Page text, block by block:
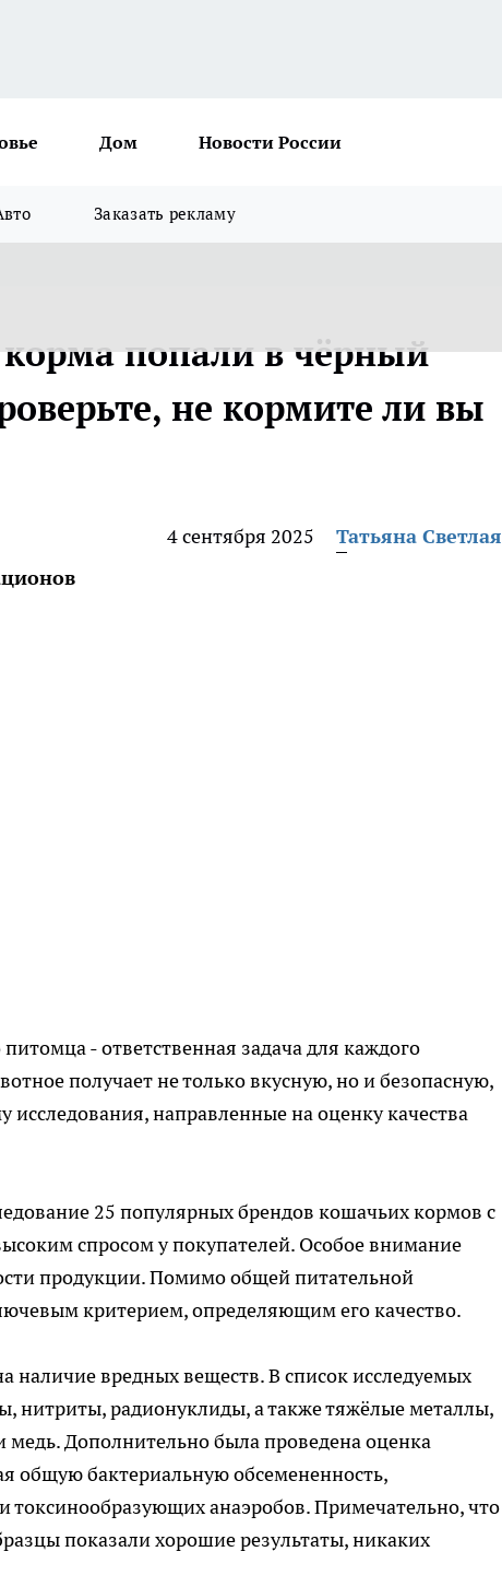
Дом Новости России
Заказать рекламу
попали в чёрный
не кормите ли вы
4 сентября 2025
Татьяна Светлая
- ответственная задача для каждого
получает не только вкусную, но и безопасную,
направленные на оценку качества
25 популярных брендов кошачьих кормов с
спросом у покупателей. Особое внимание
продукции. Помимо общей питательной
критерием, определяющим его качество.
наличие вредных веществ. В список исследуемых
нитриты, радионуклиды, а также тяжёлые металлы,
Дополнительно была проведена оценка
общую бактериальную обсемененность,
токсинообразующих анаэробов. Примечательно, что
показали хорошие результаты, никаких